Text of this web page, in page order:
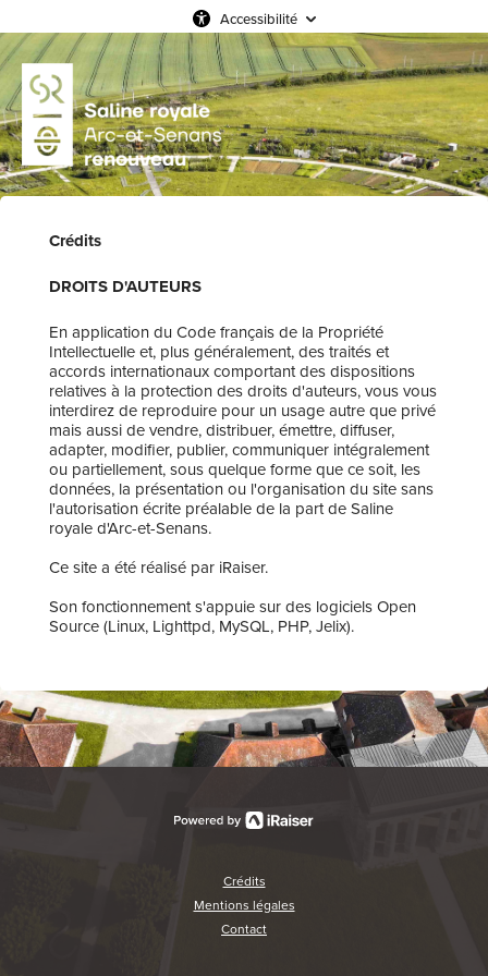
Accessibilité
Crédits
DROITS D'AUTEURS
En application du Code français de la Propriété
Intellectuelle et, plus généralement, des traités et
accords internationaux comportant des dispositions
relatives à la protection des droits d'auteurs, vous vous
interdirez de reproduire pour un usage autre que privé
mais aussi de vendre, distribuer, émettre, diffuser,
adapter, modifier, publier, communiquer intégralement
ou partiellement, sous quelque forme que ce soit, les
données, la présentation ou l'organisation du site sans
l'autorisation écrite préalable de la part de Saline
royale d'Arc-et-Senans.
Ce site a été réalisé par iRaiser.
Son fonctionnement s'appuie sur des logiciels Open
Source (Linux, Lighttpd, MySQL, PHP, Jelix).
Crédits
Mentions légales
Contact